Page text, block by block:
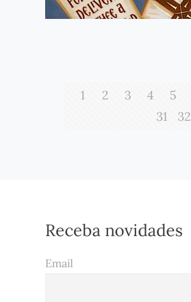
1 2 3 4 5
31
32
Receba novidades
Email